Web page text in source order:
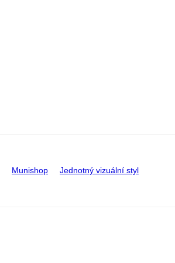
Munishop Jednotný vizuální styl